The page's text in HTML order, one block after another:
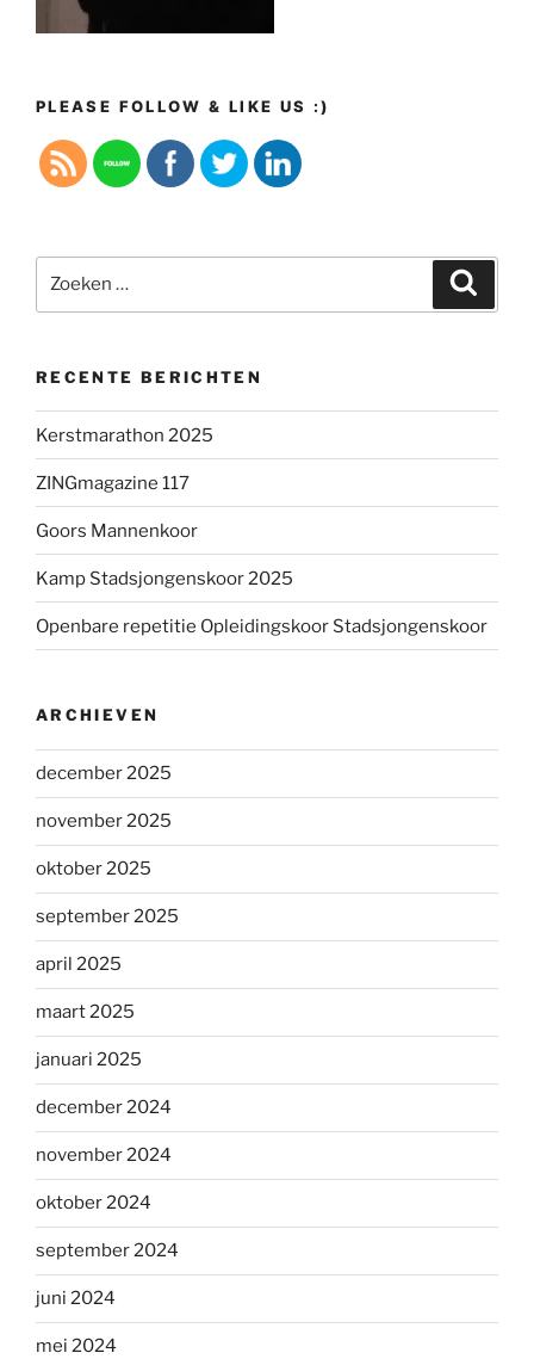
PLEASE FOLLOW & LIKE US :)
naar:
RECENTE BERICHTEN
Kerstmarathon 2025
ZINGmagazine 117
Goors Mannenkoor
Kamp Stadsjongenskoor 2025
Openbare repetitie Opleidingskoor Stadsjongenskoor
ARCHIEVEN
december 2025
november 2025
oktober 2025
september 2025
april 2025
maart 2025
januari 2025
december 2024
november 2024
oktober 2024
september 2024
juni 2024
mei 2024